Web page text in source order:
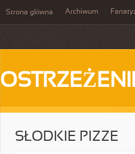
Strona główna Archiwum
SŁODKIE PIZZE